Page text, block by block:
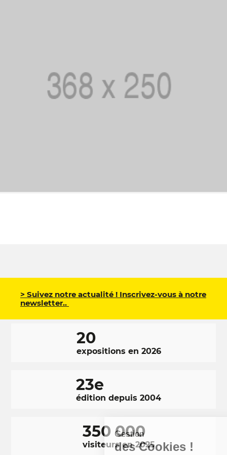
des Cookies !
> Suivez notre actualité ! Inscrivez-vous à notre
newsletter..
20
expositions en 2026
23e
édition depuis 2004
350 000
visiteurs en 2025